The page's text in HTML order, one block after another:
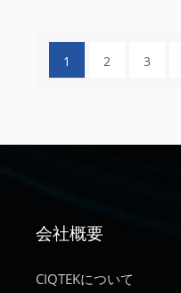
1 2 3
会社概要
CIQTEKについて